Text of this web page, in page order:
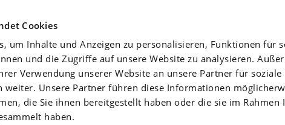
Cookies
um Inhalte und Anzeigen zu personalisieren, Funktionen für
und die Zugriffe auf unsere Website zu analysieren.
Verwendung unserer Website an unsere Partner für soziale
weiter. Unsere Partner führen diese Informationen
die Sie ihnen bereitgestellt haben oder die sie im Rahmen
haben.
Aktuell Nährstoffe